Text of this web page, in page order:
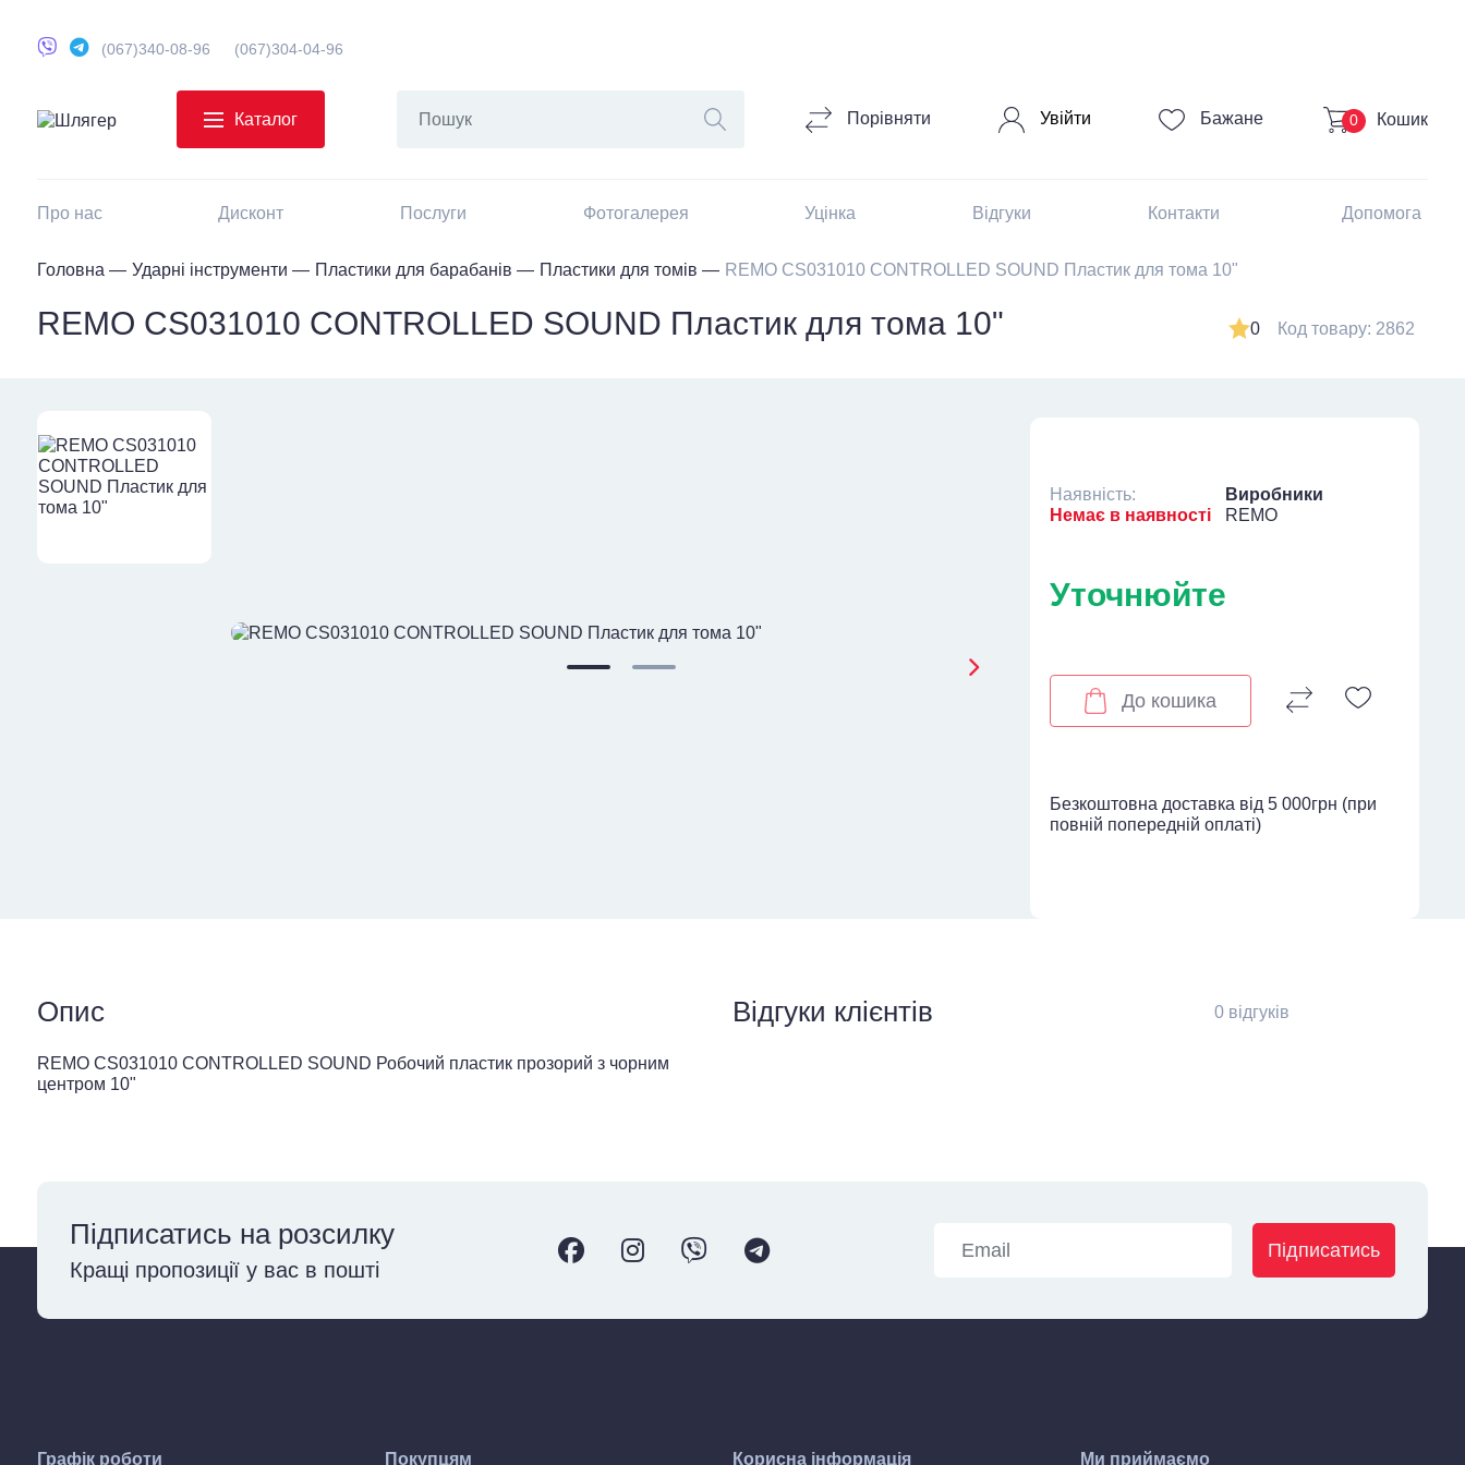
(067)340-08-96 (067)304-04-96
Каталог Порівняти Увійти Бажане Кошик
0
Про нас Дисконт Послуги Фотогалерея Уцінка Відгуки Контакти Допомога
Головна Ударні інструменти Пластики для барабанів Пластики для томів REMO CS031010 CONTROLLED SOUND Пластик для тома 10"
REMO CS031010 CONTROLLED SOUND Пластик для тома 10" 0 Код товару: 2862
Наявність:
Немає в наявності
Виробники
REMO
Уточнюйте
До кошика
Безкоштовна доставка від 5 000грн (при
повній попередній оплаті)
Опис
REMO CS031010 CONTROLLED SOUND Робочий пластик прозорий з чорним
центром 10"
Відгуки клієнтів 0 відгуків
Підписатись на розсилку
Кращі пропозиції у вас в пошті
Підписатись
Графік роботи Покупцям Корисна інформація Ми приймаємо